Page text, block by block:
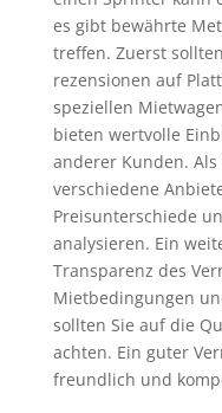
es gibt bewährte
treffen. Zuerst
rezensionen auf
speziellen
bieten wertvolle
anderer Kunden.
verschiedene
Preisunterschiede
analysieren. Ein
Transparenz des
Mietbedingungen
sollten Sie auf die
achten. Ein guter
freundlich und